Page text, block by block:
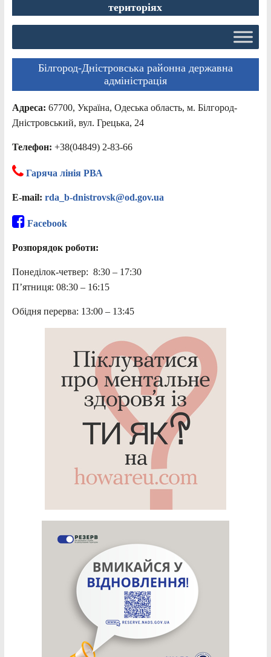
територіях
Білгород-Дністровська районна державна
адміністрація
Адреса: 67700, Україна, Одеська область, м. Білгород-
Дністровський, вул. Грецька, 24
Телефон: +38(04849) 2-83-66
Гаряча лінія РВА
E-mail: rda_b-dnistrovsk@od.gov.ua
Facebook
Розпорядок роботи:
Понеділок-четвер: 8:30 – 17:30
П’ятниця: 08:30 – 16:15
Обідня перерва: 13:00 – 13:45